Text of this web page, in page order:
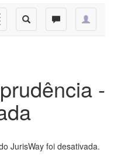
-
JurisWay foi desativada.